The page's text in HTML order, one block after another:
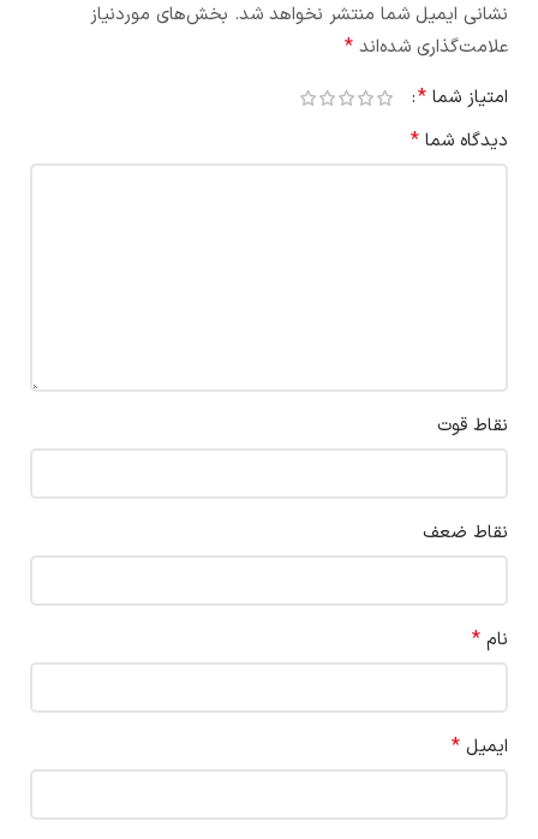
نشانی ایمیل شما منتشر نخواهد شد. بخش‌های موردنیاز
علامت‌گذاری شده‌اند *
امتیاز شما *
دیدگاه شما *
نقاط قوت
نقاط ضعف
نام *
ایمیل *